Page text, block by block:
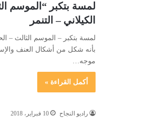
لمسة بتكبر “الموسم
الكيلاني – التنمر
لمسة بتكبر – الموسم الثالث –
بأنه شكل من أشكال العنف
موجه…
أكمل القراءة »
راديو النجاح 10 فبراير، 2018